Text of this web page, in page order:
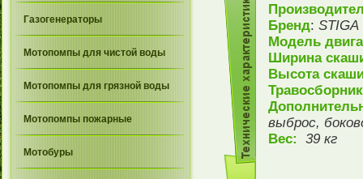
Газогенераторы
Мотопомпы для чистой воды
Мотопомпы для грязной воды
Мотопомпы пожарные
Мотобуры
Бренд: STIGA
Модель
Ширина
Высота
выброс,
Вес: 39 кг